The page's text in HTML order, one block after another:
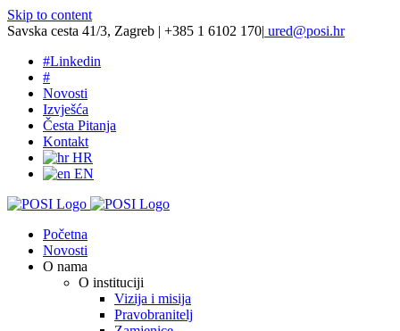
Skip to content
Savska cesta 41/3, Zagreb | +385 1 6102 170| ured@posi.hr
#Linkedin
#
Novosti
Izvješća
Česta Pitanja
Kontakt
HR
EN
Početna
Novosti
O nama
O instituciji
Vizija i misija
Pravobranitelj